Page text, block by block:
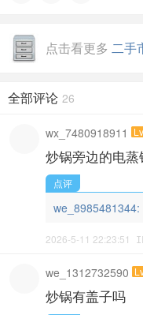
点击看更多 二手
全部评论 26
wx_7480918911
炒锅旁边的电
点评
we_8985481344:
2026-5-11 22:23:51
we_1312732590
炒锅有盖子吗